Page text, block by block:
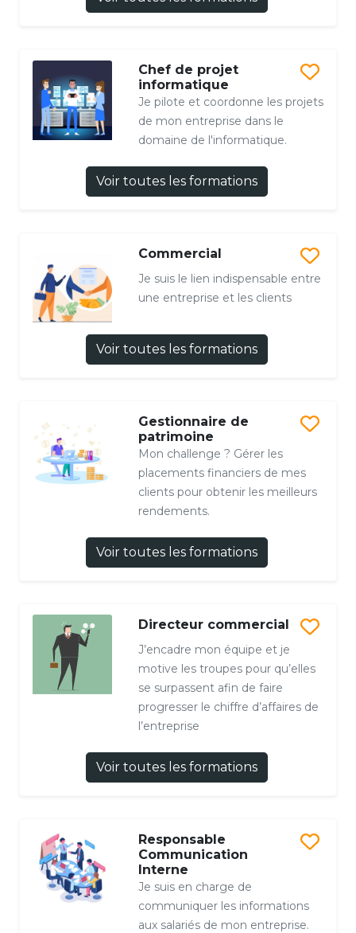
Chef de projet
informatique
Je pilote et coordonne les projets
de mon entreprise dans le
domaine de l'informatique.
Voir toutes les formations
Commercial
Je suis le lien indispensable entre
une entreprise et les clients
Voir toutes les formations
Gestionnaire de
patrimoine
Mon challenge ? Gérer les
placements financiers de mes
clients pour obtenir les meilleurs
rendements.
Voir toutes les formations
Directeur commercial
J’encadre mon équipe et je
motive les troupes pour qu’elles
se surpassent afin de faire
progresser le chiffre d’affaires de
l’entreprise
Voir toutes les formations
Responsable
Communication
Interne
Je suis en charge de
communiquer les informations
aux salariés de mon entreprise.